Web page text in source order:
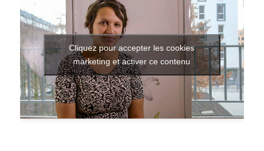
Cliquez pour accepter les cookies
marketing et activer ce contenu